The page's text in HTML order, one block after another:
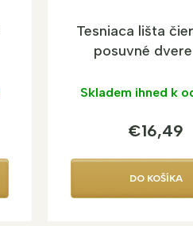
Tesniaca lišta
posuvné
Skladem ihned k
€16,49
DO KOŠÍKA